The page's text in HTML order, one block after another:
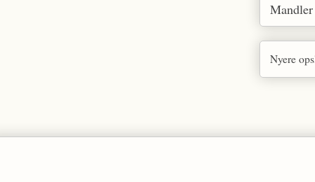
Mandler
Nyere